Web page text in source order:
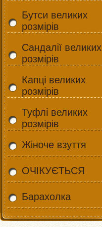
Бутси великих
розмірів
Сандалії великих
розмірів
Капці великих
розмірів
Туфлі великих
розмірів
Жіноче взуття
ОЧІКУЄТЬСЯ
Барахолка